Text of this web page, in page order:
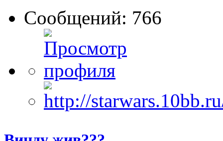
Сообщений: 766